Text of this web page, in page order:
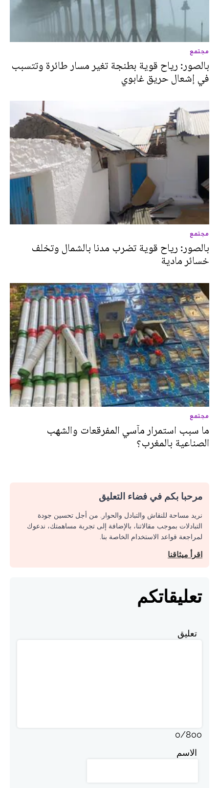
مجتمع
بالصور: رياح قوية بطنجة تغير مسار طائرة وتتسبب
في إشعال حريق غابوي
مجتمع
بالصور: رياح قوية تضرب مدنا بالشمال وتخلف
خسائر مادية
مجتمع
ما سبب استمرار مآسي المفرقعات والشهب
الصناعية بالمغرب؟
مرحبا بكم في فضاء التعليق
نريد مساحة للنقاش والتبادل والحوار. من أجل تحسين جودة
التبادلات بموجب مقالاتنا، بالإضافة إلى تجربة مساهمتك، ندعوك
لمراجعة قواعد الاستخدام الخاصة بنا.
اقرأ ميثاقنا
تعليقاتكم
تعليق
0/800
الاسم